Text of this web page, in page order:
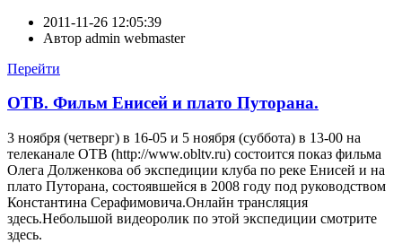
2011-11-26 12:05:39
Автор admin webmaster
Перейти
ОТВ. Фильм Енисей и плато Путорана.
3 ноября (четверг) в 16-05 и 5 ноября (суббота) в 13-00 на
телеканале ОТВ (http://www.obltv.ru) состоится показ фильма
Олега Долженкова об экспедиции клуба по реке Енисей и на
плато Путорана, состоявшейся в 2008 году под руководством
Константина Серафимовича.Онлайн трансляция
здесь.Небольшой видеоролик по этой экспедиции смотрите
здесь.